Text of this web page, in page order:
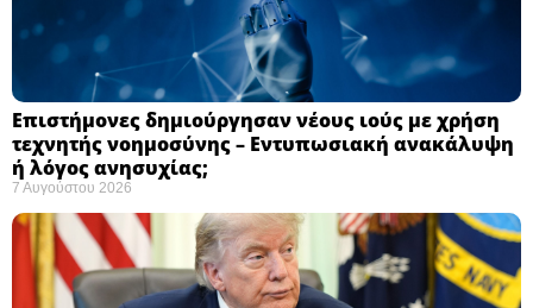
Επιστήμονες δημιούργησαν νέους ιούς με χρήση
τεχνητής νοημοσύνης – Εντυπωσιακή ανακάλυψη
ή λόγος ανησυχίας; ​
7 Αυγούστου 2026